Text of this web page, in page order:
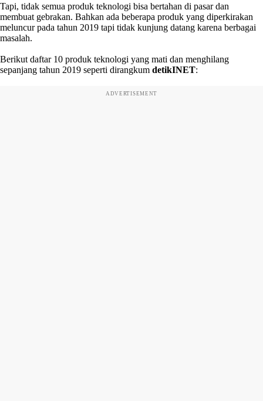
Tapi, tidak semua produk teknologi bisa bertahan di pasar dan
membuat gebrakan. Bahkan ada beberapa produk yang diperkirakan
meluncur pada tahun 2019 tapi tidak kunjung datang karena berbagai
masalah.
Berikut daftar 10 produk teknologi yang mati dan menghilang
sepanjang tahun 2019 seperti dirangkum detikINET:
ADVERTISEMENT